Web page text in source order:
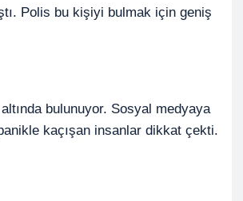
Polis bu kişiyi bulmak için geniş
bulunuyor. Sosyal medyaya
kaçışan insanlar dikkat çekti.